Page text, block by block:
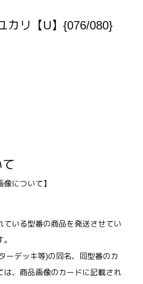
カリ【U】{076/080}
像について】
ている型番の商品を発送させてい
ーデッキ等)の同名、同型番のカ
は、商品画像のカードに記載され